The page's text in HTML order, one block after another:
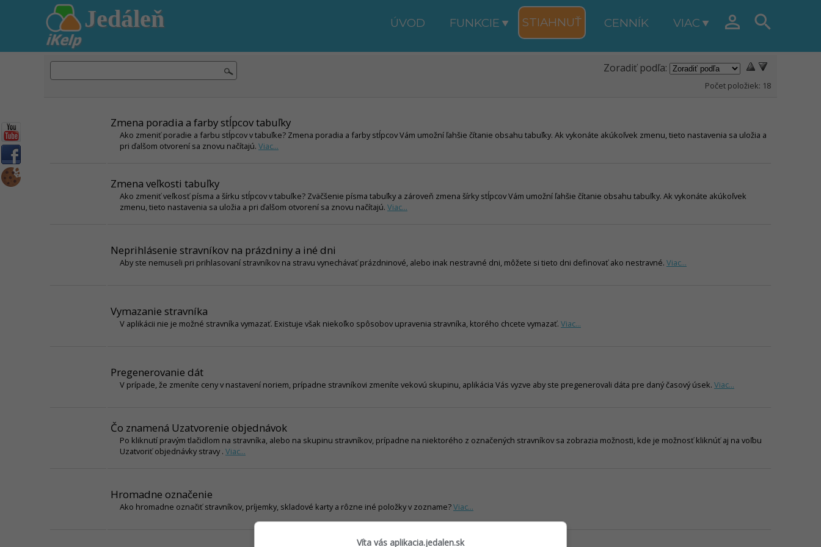
Jedáleň ÚVOD FUNKCIE STIAHNUŤ CENNÍK VIAC  
Zoradiť podľa:
Počet položiek: 18
Zmena poradia a farby stĺpcov tabuľky
Ako zmeniť poradie a farbu stĺpcov v tabuľke? Zmena poradia a farby stĺpcov Vám umožní ľahšie čítanie obsahu tabuľky. Ak vykonáte akúkoľvek zmenu, tieto nastavenia sa uložia a
pri ďalšom otvorení sa znovu načítajú. Viac...
Zmena veľkosti tabuľky
Ako zmeniť veľkosť písma a šírku stĺpcov v tabuľke? Zväčšenie písma tabuľky a zároveň zmena šírky stĺpcov Vám umožní ľahšie čítanie obsahu tabuľky. Ak vykonáte akúkoľvek
zmenu, tieto nastavenia sa uložia a pri ďalšom otvorení sa znovu načítajú. Viac...
Neprihlásenie stravníkov na prázdniny a iné dni
Aby ste nemuseli pri prihlasovaní stravníkov na stravu vynechávať prázdninové, alebo inak nestravné dni, môžete si tieto dni definovať ako nestravné. Viac...
Vymazanie stravníka
V aplikácii nie je možné stravníka vymazať. Existuje však niekoľko spôsobov upravenia stravníka, ktorého chcete vymazať. Viac...
Pregenerovanie dát
V prípade, že zmeníte ceny v nastavení noriem, prípadne stravníkovi zmeníte vekovú skupinu, aplikácia Vás vyzve aby ste pregenerovali dáta pre daný časový úsek. Viac...
Čo znamená Uzatvorenie objednávok
Po kliknutí pravým tlačidlom na stravníka, alebo na skupinu stravníkov, prípadne na niektorého z označených stravníkov sa zobrazia možnosti, kde je možnosť kliknúť aj na voľbu
Uzatvoriť objednávky stravy . Viac...
Hromadne označenie
Ako hromadne označiť stravníkov, príjemky, skladové karty a rôzne iné položky v zozname?Viac...
Víta vás aplikacia.jedalen.sk